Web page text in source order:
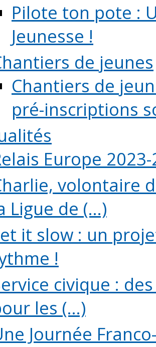
Pilote ton pote :
Jeunesse !
de jeunes
Chantiers de
pré-inscriptions
Europe
volontaire
Ligue de (...)
it slow : un
!
civique :
les (...)
Journée